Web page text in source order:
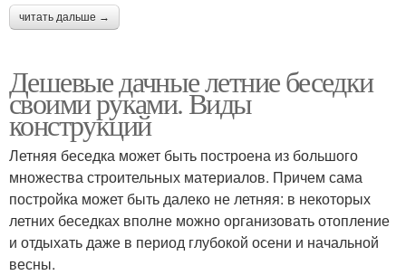
читать дальше →
Дешевые дачные летние беседки
своими руками. Виды
конструкций
Летняя беседка может быть построена из большого
множества строительных материалов. Причем сама
постройка может быть далеко не летняя: в некоторых
летних беседках вполне можно организовать отопление
и отдыхать даже в период глубокой осени и начальной
весны.